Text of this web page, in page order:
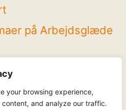
your browsing experience,
and analyze our traffic.
på Arbejdsglæde
sommeren til at rydde